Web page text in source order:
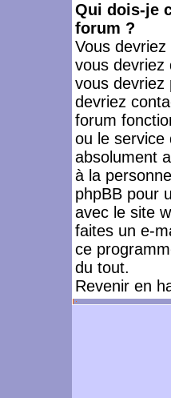
Qui dois-je
forum ?
Vous
vous devriez
vous devriez
devriez
forum
ou le service
absolument
à la
phpBB pour
avec le site
faites un e-
ce
du tout.
Revenir en